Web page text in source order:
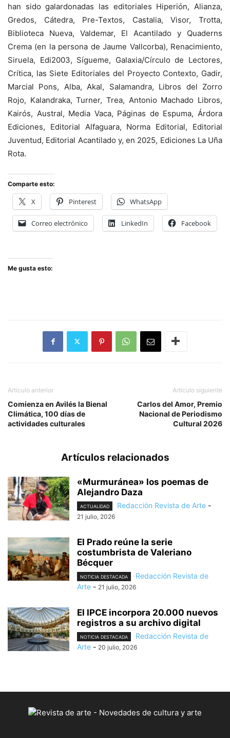
han sido galardonadas las editoriales Hiperión, Alianza,
Gredos, Cátedra, Pre-Textos, Castalia, Visor, Trotta,
Biblioteca Nueva, Valdemar, El Acantilado y Quaderns
Crema (en la persona de Jaume Vallcorba), Renacimiento,
Siruela, Edi2003, Sígueme, Galaxia/Círculo de Lectores,
Crítica, las Siete Editoriales del Proyecto Contexto, Gadir,
Marcial Pons, Alba, Akal, Salamandra, Libros del Zorro
Rojo, Kalandraka, Turner, Trea, Antonio Machado Libros,
Kairós, Austral, Media Vaca, Páginas de Espuma, Árdora
Ediciones, Editorial Alfaguara, Norma Editorial, Editorial
Juventud, Editorial Acantilado y, en 2025, Ediciones La Uña
Rota.
Comparte esto:
X Pinterest WhatsApp
Correo electrónico LinkedIn Facebook
Me gusta esto:
Artículo anterior
Comienza en Avilés la Bienal
Climática, 100 días de
actividades culturales
Artículo siguiente
Carlos del Amor, Premio
Nacional de Periodismo
Cultural 2026
Artículos relacionados
«Murmuránea» los poemas de
Alejandro Daza
ACTUALIDAD Redacción Revista de Arte -
21 julio, 2026
El Prado reúne la serie
costumbrista de Valeriano
Bécquer
NOTICIA DESTACADA
Redacción Revista de
Arte - 21 julio, 2026
El IPCE incorpora 20.000 nuevos
registros a su archivo digital
NOTICIA DESTACADA
Redacción Revista de
Arte - 20 julio, 2026